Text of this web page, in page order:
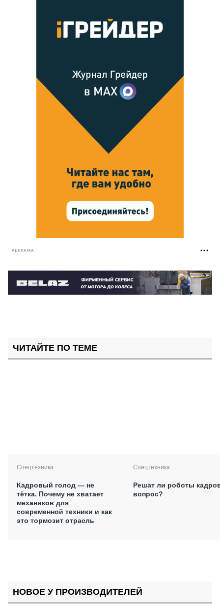
РЕКЛАМА
ЧИТАЙТЕ ПО ТЕМЕ
Спецтехника
Кадровый голод — не
тётка. Почему не хватает
механиков для
современной техники и как
это тормозит отрасль
Спецтехника
Решат ли роботы
вопрос?
НОВОЕ У ПРОИЗВОДИТЕЛЕЙ